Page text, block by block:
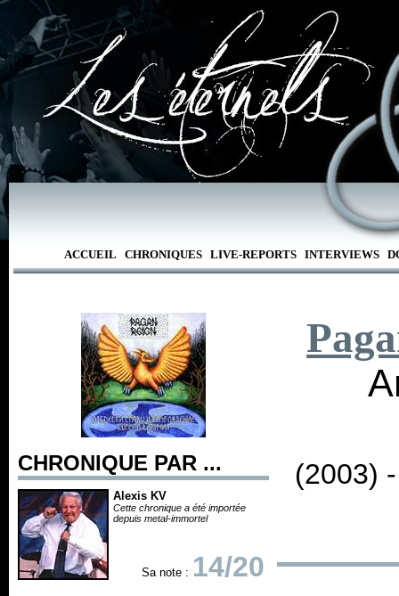
ACCUEIL CHRONIQUES LIVE-REPORTS INTERVIEWS
CHRONIQUE PAR ...
Alexis KV
Cette chronique a été importée
depuis metal-immortel
Sa note : 14/20
(2003)